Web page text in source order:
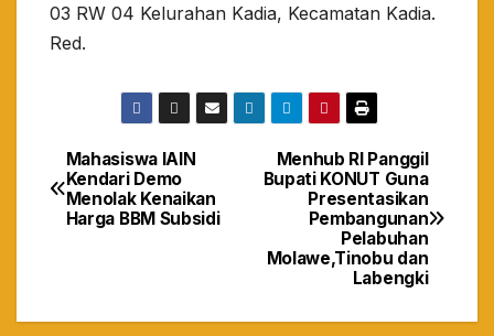
03 RW 04 Kelurahan Kadia, Kecamatan Kadia.
Red.
Navigasi
pos
Menhub RI Panggil
Bupati KONUT Guna
Presentasikan
Pembangunan
Pelabuhan
Molawe,Tinobu dan
Labengki
Mahasiswa IAIN
Kendari Demo
Menolak Kenaikan
Harga BBM Subsidi